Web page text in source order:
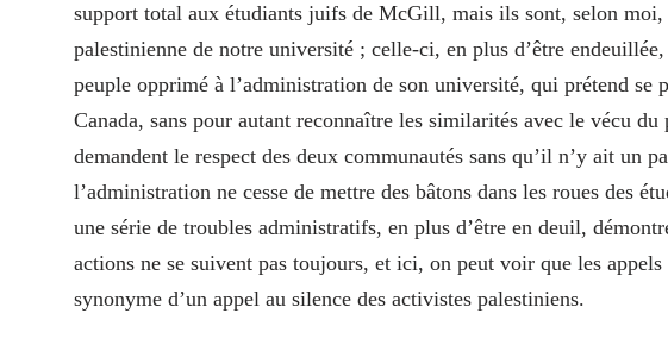
support total aux étudiants juifs de McGill, mais ils sont, selon moi,
palestinienne de notre université ; celle-ci, en plus d’être
peuple opprimé à l’administration de son université, qui prétend se
Canada, sans pour autant reconnaître les similarités avec le vécu
demandent le respect des deux communautés sans qu’il n’y ait un
l’administration ne cesse de mettre des bâtons dans les roues des
une série de troubles administratifs, en plus d’être en deuil,
actions ne se suivent pas toujours, et ici, on peut voir que les
synonyme d’un appel au silence des activistes palestiniens.